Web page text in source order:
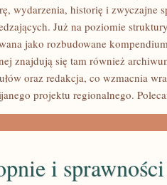
wydarzenia, historię i zwyczajne
Już na poziomie
jako rozbudowane
znajdują się tam również
oraz redakcja, co wzmacnia
projektu regionalnego.
i sprawności